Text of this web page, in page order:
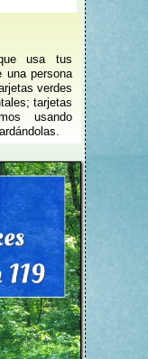
usa tus
una persona
verdes
tarjetas
usando